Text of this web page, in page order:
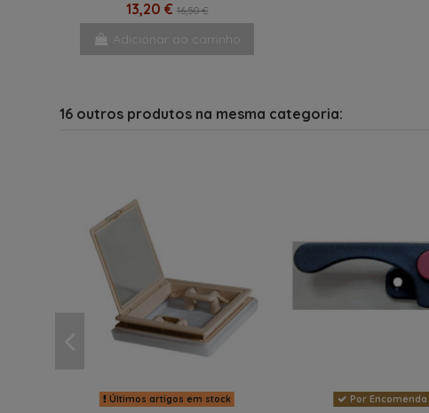
13,20 €16,50 €
Adicionar ao carrinho
16 outros produtos na mesma categoria:
Últimos artigos em stock Por Encomenda